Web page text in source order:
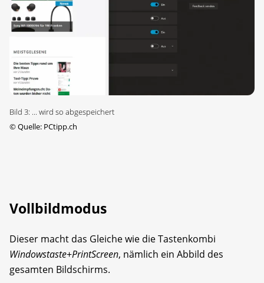
Bild 3: ... wird so abgespeichert
©Quelle: PCtipp.ch
Vollbildmodus
Dieser macht das Gleiche wie die Tastenkombi
Windowstaste+PrintScreen, nämlich ein Abbild des
gesamten Bildschirms.